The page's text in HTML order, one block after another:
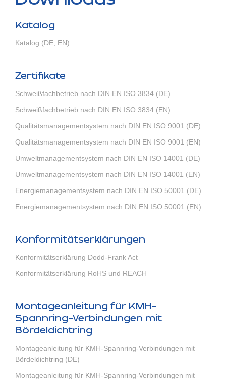
Katalog
Katalog (DE, EN)
Zertifikate
Schweißfachbetrieb nach DIN EN ISO 3834 (DE)
Schweißfachbetrieb nach DIN EN ISO 3834 (EN)
Qualitätsmanagementsystem nach DIN EN ISO 9001 (DE)
Qualitätsmanagementsystem nach DIN EN ISO 9001 (EN)
Umweltmanagementsystem nach DIN EN ISO 14001 (DE)
Umweltmanagementsystem nach DIN EN ISO 14001 (EN)
Energiemanagementsystem nach DIN EN ISO 50001 (DE)
Energiemanagementsystem nach DIN EN ISO 50001 (EN)
Konformitätserklärungen
Konformitätserklärung Dodd-Frank Act
Konformitätserklärung RoHS und REACH
Montageanleitung für KMH-
Spannring-Verbindungen mit
Bördeldichtring
Montageanleitung für KMH-Spannring-Verbindungen mit
Bördeldichtring (DE)
Montageanleitung für KMH-Spannring-Verbindungen mit